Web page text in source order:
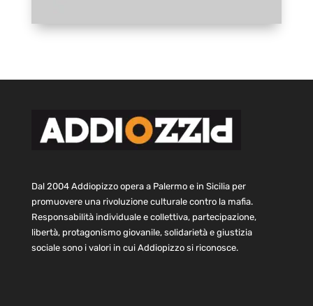
Dal 2004 Addiopizzo opera a Palermo e in Sicilia per
promuovere una rivoluzione culturale contro la mafia.
Responsabilità individuale e collettiva, partecipazione,
libertà, protagonismo giovanile, solidarietà e giustizia
sociale sono i valori in cui Addiopizzo si riconosce.